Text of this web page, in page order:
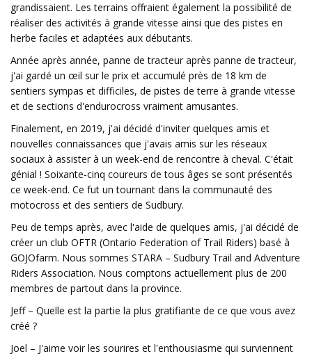
grandissaient. Les terrains offraient également la possibilité de
réaliser des activités à grande vitesse ainsi que des pistes en
herbe faciles et adaptées aux débutants.
Année après année, panne de tracteur après panne de tracteur,
j'ai gardé un œil sur le prix et accumulé près de 18 km de
sentiers sympas et difficiles, de pistes de terre à grande vitesse
et de sections d'endurocross vraiment amusantes.
Finalement, en 2019, j'ai décidé d'inviter quelques amis et
nouvelles connaissances que j'avais amis sur les réseaux
sociaux à assister à un week-end de rencontre à cheval. C'était
génial ! Soixante-cinq coureurs de tous âges se sont présentés
ce week-end. Ce fut un tournant dans la communauté des
motocross et des sentiers de Sudbury.
Peu de temps après, avec l'aide de quelques amis, j'ai décidé de
créer un club OFTR (Ontario Federation of Trail Riders) basé à
GOJOfarm. Nous sommes STARA – Sudbury Trail and Adventure
Riders Association. Nous comptons actuellement plus de 200
membres de partout dans la province.
Jeff – Quelle est la partie la plus gratifiante de ce que vous avez
créé ?
Joel – J'aime voir les sourires et l'enthousiasme qui surviennent